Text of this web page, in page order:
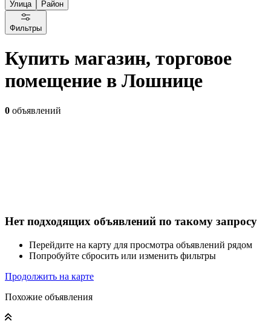
Улица Район
Фильтры
Купить магазин, торговое
помещение в Лошнице
0 объявлений
Нет подходящих объявлений по такому запросу
Перейдите на карту для просмотра объявлений рядом
Попробуйте сбросить или изменить фильтры
Продолжить на карте
Похожие объявления